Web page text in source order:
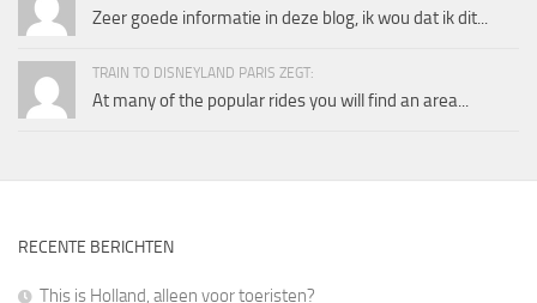
Zeer goede informatie in deze blog, ik wou dat ik dit...
TRAIN TO DISNEYLAND PARIS ZEGT:
At many of the popular rides you will find an area...
RECENTE BERICHTEN
This is Holland, alleen voor toeristen?